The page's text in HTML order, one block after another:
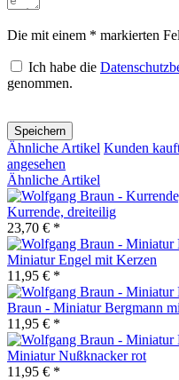
Die mit einem * markierten
Ich habe die
genommen.
Speichern
Ähnliche Artikel Kunden
angesehen
Ähnliche Artikel
Kurrende, dreiteilig
23,70 € *
Miniatur Engel mit Kerzen
11,95 € *
Braun - Miniatur Bergmann
11,95 € *
Miniatur Nußknacker rot
11,95 € *